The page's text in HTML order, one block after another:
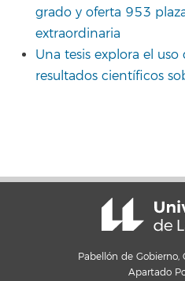
grado y oferta 953
extraordinaria
Una tesis explora el
resultados científicos
Pabellón de Gobierno,
Apartado